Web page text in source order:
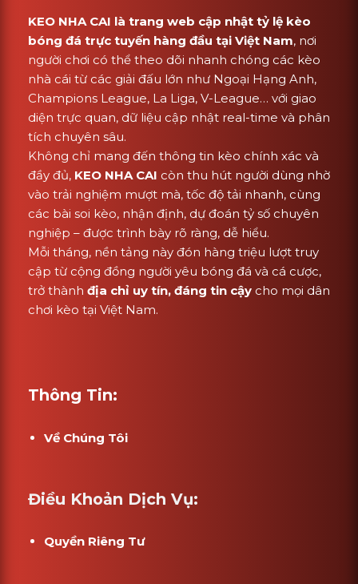
KEO NHA CAI là trang web cập nhật tỷ lệ kèo
bóng đá trực tuyến hàng đầu tại Việt Nam, nơi
người chơi có thể theo dõi nhanh chóng các kèo
nhà cái từ các giải đấu lớn như Ngoại Hạng Anh,
Champions League, La Liga, V-League… với giao
diện trực quan, dữ liệu cập nhật real-time và phân
tích chuyên sâu.
Không chỉ mang đến thông tin kèo chính xác và
đầy đủ, KEO NHA CAI còn thu hút người dùng nhờ
vào trải nghiệm mượt mà, tốc độ tải nhanh, cùng
các bài soi kèo, nhận định, dự đoán tỷ số chuyên
nghiệp – được trình bày rõ ràng, dễ hiểu.
Mỗi tháng, nền tảng này đón hàng triệu lượt truy
cập từ cộng đồng người yêu bóng đá và cá cược,
trở thành địa chỉ uy tín, đáng tin cậy cho mọi dân
chơi kèo tại Việt Nam.
Thông Tin:
Về Chúng Tôi
Điều Khoản Dịch Vụ:
Quyền Riêng Tư